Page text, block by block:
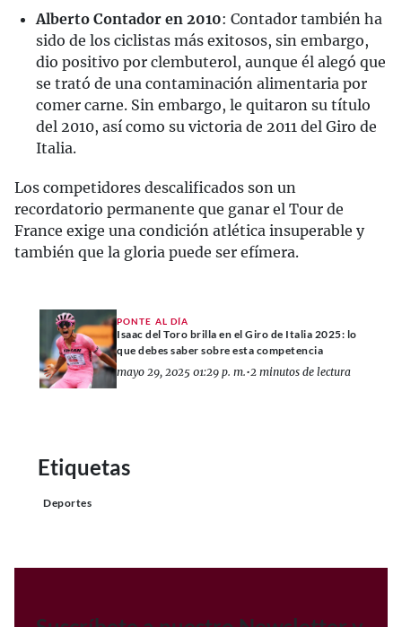
Alberto Contador en 2010: Contador también ha
sido de los ciclistas más exitosos, sin embargo,
dio positivo por clembuterol, aunque él alegó que
se trató de una contaminación alimentaria por
comer carne. Sin embargo, le quitaron su título
del 2010, así como su victoria de 2011 del Giro de
Italia.
Los competidores descalificados son un
recordatorio permanente que ganar el Tour de
France exige una condición atlética insuperable y
también que la gloria puede ser efímera.
PONTE AL DÍA
Isaac del Toro brilla en el Giro de Italia 2025: lo
que debes saber sobre esta competencia
mayo 29, 2025 01:29 p. m.•2 minutos de lectura
Etiquetas
Deportes